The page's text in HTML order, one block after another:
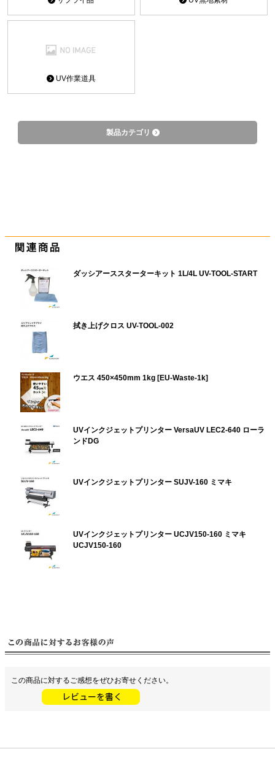
UV作業道具
製品カテゴリ
ダッシアーススターターキット 1L/4L UV-TOOL-START
拭き上げクロス UV-TOOL-002
ウエス 450×450mm 1kg [EU-Waste-1k]
UVインクジェットプリンター VersaUV LEC2-640 ローラ
ンドDG
UVインクジェットプリンター SUJV-160 ミマキ
UVインクジェットプリンター UCJV150-160 ミマキ
UCJV150-160
この商品に対するご感想をぜひお寄せください。